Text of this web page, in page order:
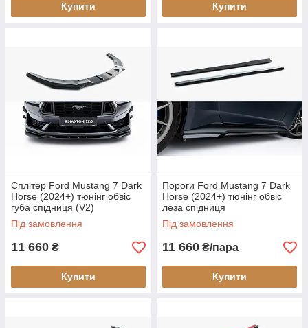
Купити Купити
Сплітер Ford Mustang 7 Dark
Horse (2024+) тюнінг обвіс
губа спідниця (V2)
Під замовлення
11 660 ₴
Купити
Пороги Ford Mustang 7 Dark
Horse (2024+) тюнінг обвіс
леза спідниця
Під замовлення
11 660 ₴/пара
Купити